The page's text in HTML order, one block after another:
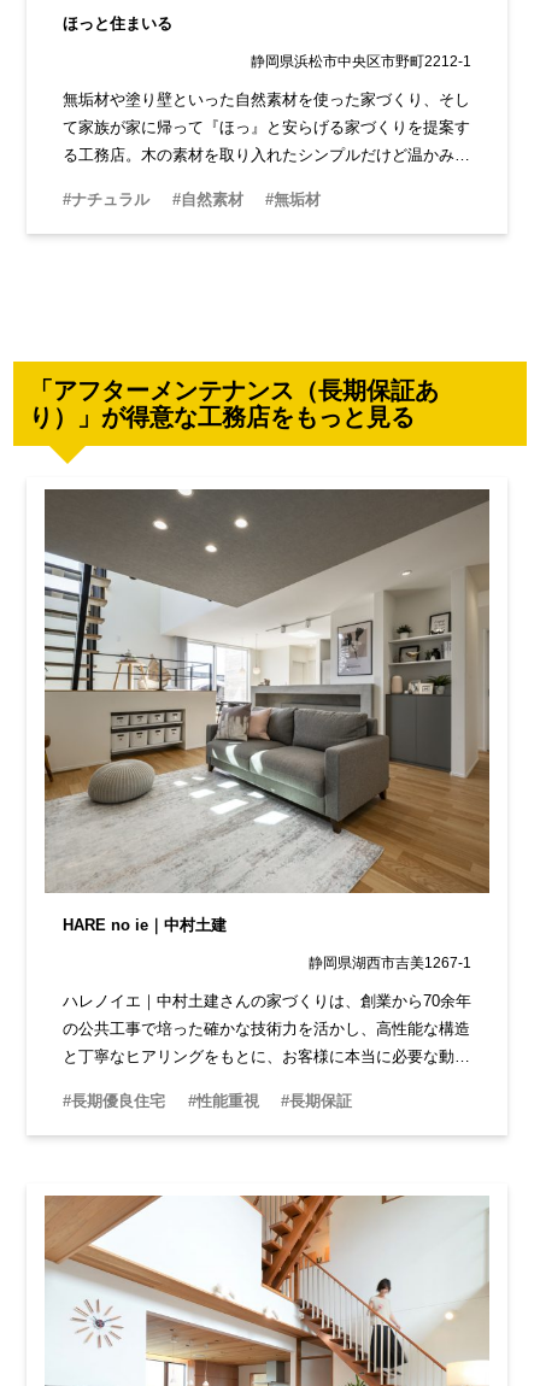
ほっと住まいる
静岡県浜松市中央区市野町2212-1
無垢材や塗り壁といった自然素材を使った家づくり、そし
て家族が家に帰って『ほっ』と安らげる家づくりを提案す
る工務店。木の素材を取り入れたシンプルだけど温かみの
インは女性らしくナチュラルなテイストです。
#ナチュラル #自然素材 #無垢材
「アフターメンテナンス（長期保証あ
り）」が得意な工務店をもっと見る
HARE no ie｜中村土建
静岡県湖西市吉美1267-1
ハレノイエ｜中村土建さんの家づくりは、創業から70余年
の公共工事で培った確かな技術力を活かし、高性能な構造
と丁寧なヒアリングをもとに、お客様に本当に必要な動線
提供しています。
#長期優良住宅 #性能重視 #長期保証